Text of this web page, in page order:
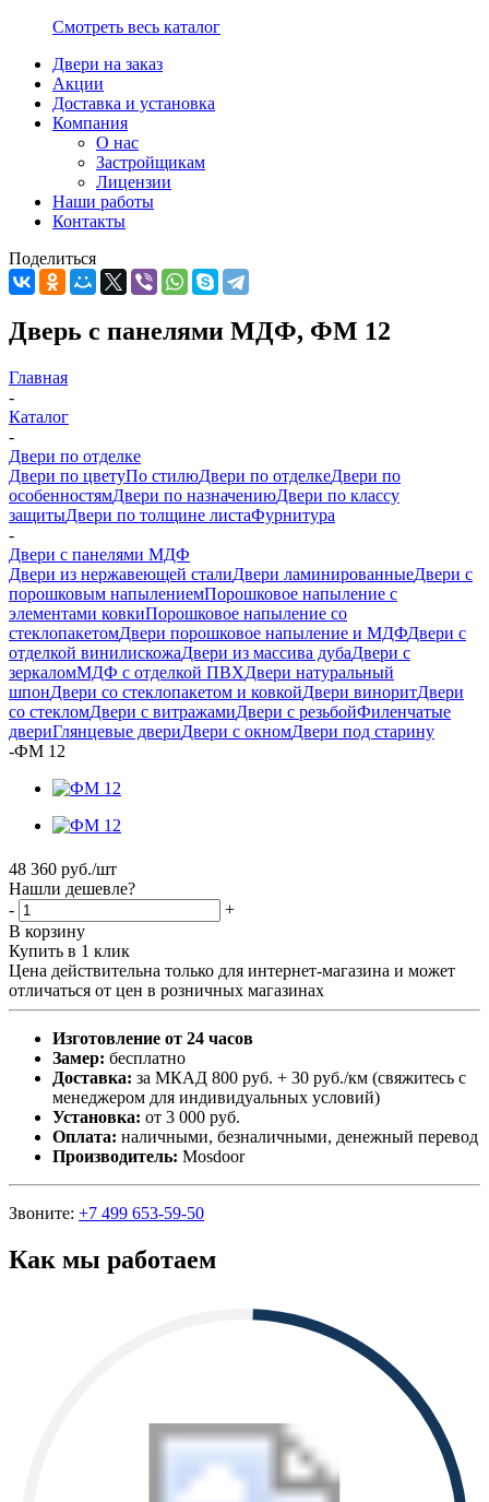
Смотреть весь каталог
Двери на заказ
Акции
Доставка и установка
Компания
О нас
Застройщикам
Лицензии
Наши работы
Контакты
Поделиться
Дверь с панелями МДФ, ФМ 12
Главная
-
Каталог
-
Двери по отделке
Двери по цветуПо стилюДвери по отделкеДвери по
особенностямДвери по назначениюДвери по классу
защитыДвери по толщине листаФурнитура
-
Двери с панелями МДФ
Двери из нержавеющей сталиДвери ламинированныеДвери с
порошковым напылениемПорошковое напыление с
элементами ковкиПорошковое напыление со
стеклопакетомДвери порошковое напыление и МДФДвери с
отделкой винилискожаДвери из массива дубаДвери с
зеркаломМДФ с отделкой ПВХДвери натуральный
шпонДвери со стеклопакетом и ковкойДвери виноритДвери
со стекломДвери с витражамиДвери с резьбойФиленчатые
двериГлянцевые двериДвери с окномДвери под старину
-ФМ 12
48 360 руб./шт
Нашли дешевле?
-
+
В корзину
Купить в 1 клик
Цена действительна только для интернет-магазина и может
отличаться от цен в розничных магазинах
Изготовление от 24 часов
Замер: бесплатно
Доставка: за МКАД 800 руб. + 30 руб./км (свяжитесь с
менеджером для индивидуальных условий)
Установка: от 3 000 руб.
Оплата: наличными, безналичными, денежный перевод
Производитель: Mosdoor
Звоните: +7 499 653-59-50
Как мы работаем